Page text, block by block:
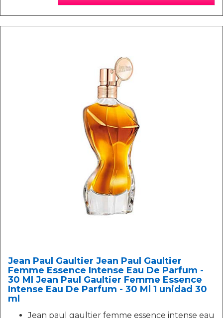
Jean Paul Gaultier Jean Paul Gaultier
Femme Essence Intense Eau De Parfum -
30 Ml Jean Paul Gaultier Femme Essence
Intense Eau De Parfum - 30 Ml 1 unidad 30
ml
Jean paul gaultier femme essence intense eau